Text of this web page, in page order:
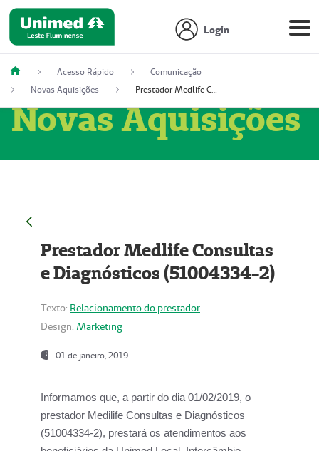
Login
Acesso Rápido
Comunicação
Novas Aquisições
Prestador Medlife Consultas e Diagnósticos (51004334-2)
Novas Aquisições
Prestador Medlife Consultas
e Diagnósticos (51004334-2)
Texto: Relacionamento do prestador
Design: Marketing
01 de janeiro, 2019
Informamos que, a partir do dia 01/02/2019, o
prestador Medilife Consultas e Diagnósticos
(51004334-2), prestará os atendimentos aos